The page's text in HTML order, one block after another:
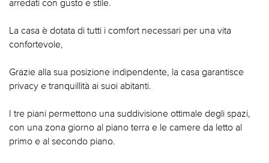
arredati con gusto e stile.
La casa è dotata di tutti i comfort necessari per una vita
confortevole,
Grazie alla sua posizione indipendente, la casa garantisce
privacy e tranquillità ai suoi abitanti.
I tre piani permettono una suddivisione ottimale degli spazi,
con una zona giorno al piano terra e le camere da letto al
primo e al secondo piano.